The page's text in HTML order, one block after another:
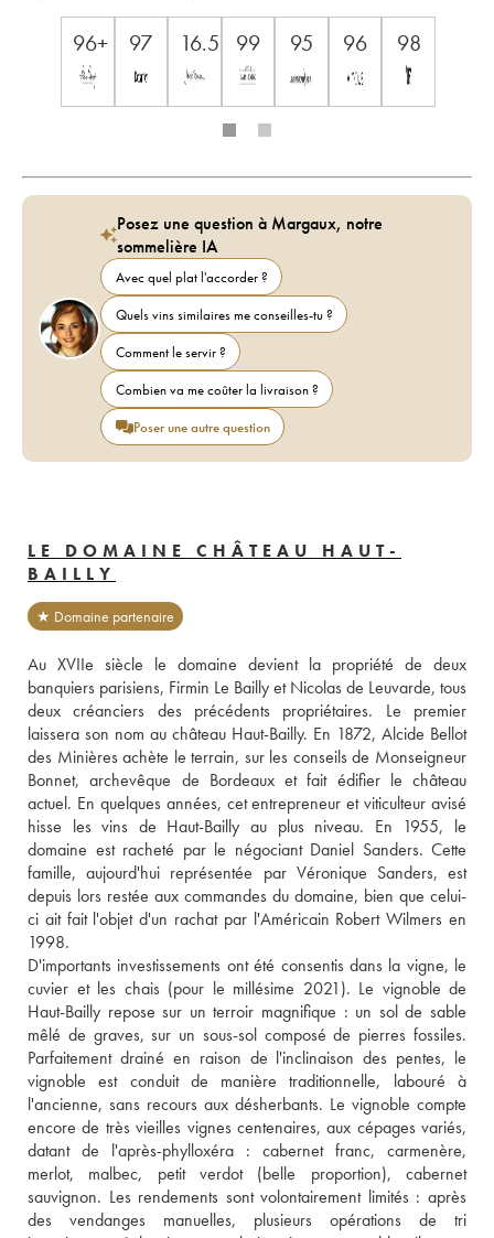
96+ 97 16.5 99 95 96 98
Posez une question à Margaux, notre
sommelière IA
Avec quel plat l'accorder ?
Quels vins similaires me conseilles-tu ?
Comment le servir ?
Combien va me coûter la livraison ?
Poser une autre question
LE DOMAINE CHÂTEAU HAUT-
BAILLY
★ Domaine partenaire
Au XVIIe siècle le domaine devient la propriété de deux
banquiers parisiens, Firmin Le Bailly et Nicolas de Leuvarde, tous
deux créanciers des précédents propriétaires. Le premier
laissera son nom au château Haut-Bailly. En 1872, Alcide Bellot
des Minières achète le terrain, sur les conseils de Monseigneur
Bonnet, archevêque de Bordeaux et fait édifier le château
actuel. En quelques années, cet entrepreneur et viticulteur avisé
hisse les vins de Haut-Bailly au plus niveau. En 1955, le
domaine est racheté par le négociant Daniel Sanders. Cette
famille, aujourd'hui représentée par Véronique Sanders, est
depuis lors restée aux commandes du domaine, bien que celui-
ci ait fait l'objet d'un rachat par l'Américain Robert Wilmers en
1998.
D'importants investissements ont été consentis dans la vigne, le
cuvier et les chais (pour le millésime 2021). Le vignoble de
Haut-Bailly repose sur un terroir magnifique : un sol de sable
mêlé de graves, sur un sous-sol composé de pierres fossiles.
Parfaitement drainé en raison de l'inclinaison des pentes, le
vignoble est conduit de manière traditionnelle, labouré à
l'ancienne, sans recours aux désherbants. Le vignoble compte
encore de très vieilles vignes centenaires, aux cépages variés,
datant de l'après-phylloxéra : cabernet franc, carmenère,
merlot, malbec, petit verdot (belle proportion), cabernet
sauvignon. Les rendements sont volontairement limités : après
des vendanges manuelles, plusieurs opérations de tri